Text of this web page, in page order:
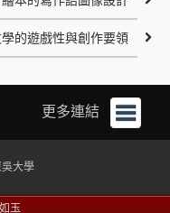
學的遊戲性與創作要領
更多連結
大學
玉